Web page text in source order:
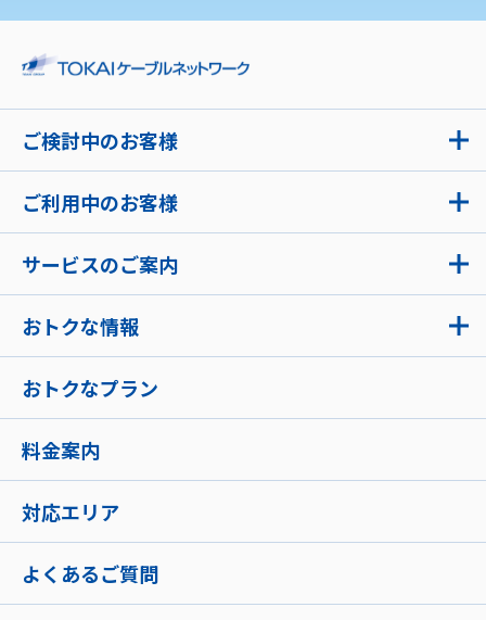
ご検討中のお客様
ご利用中のお客様
サービスのご案内
おトクな情報
おトクなプラン
料金案内
対応エリア
よくあるご質問